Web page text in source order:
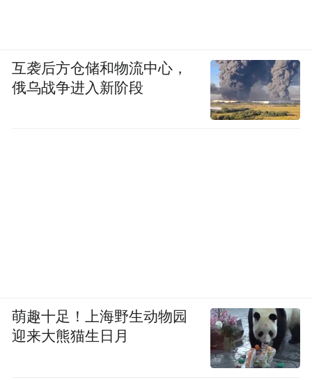
互袭后方仓储和物流中心，
俄乌战争进入新阶段
萌趣十足！上海野生动物园
迎来大熊猫生日月